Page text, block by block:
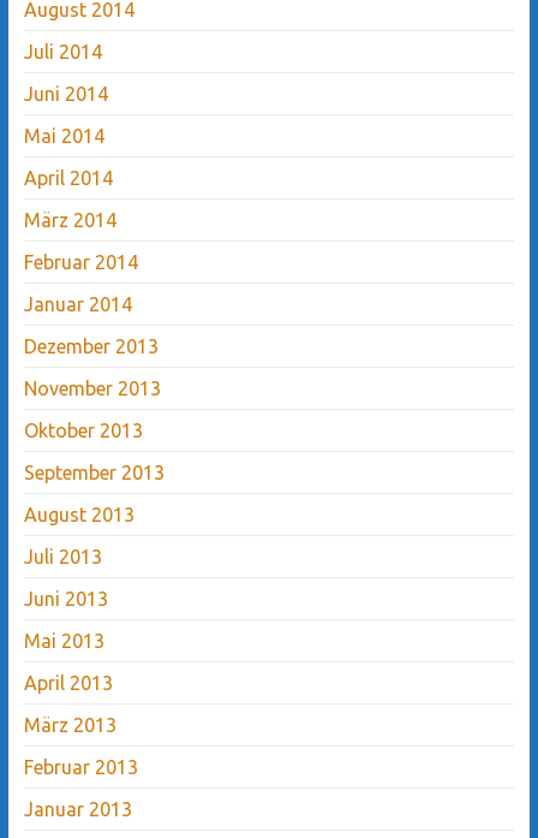
August 2014
Juli 2014
Juni 2014
Mai 2014
April 2014
März 2014
Februar 2014
Januar 2014
Dezember 2013
November 2013
Oktober 2013
September 2013
August 2013
Juli 2013
Juni 2013
Mai 2013
April 2013
März 2013
Februar 2013
Januar 2013